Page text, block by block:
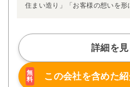
住まい造り」「お客様の想いを形
けでなく、関わるすべてのプロ
なる建築ではなく「暮らしの価値
性能面でも非常に高い品質を誇
期優良住宅仕様で、断熱等性能等
外皮平均熱貫流率（Ua値）0.46
詳細を
無
料
この会社を含めた